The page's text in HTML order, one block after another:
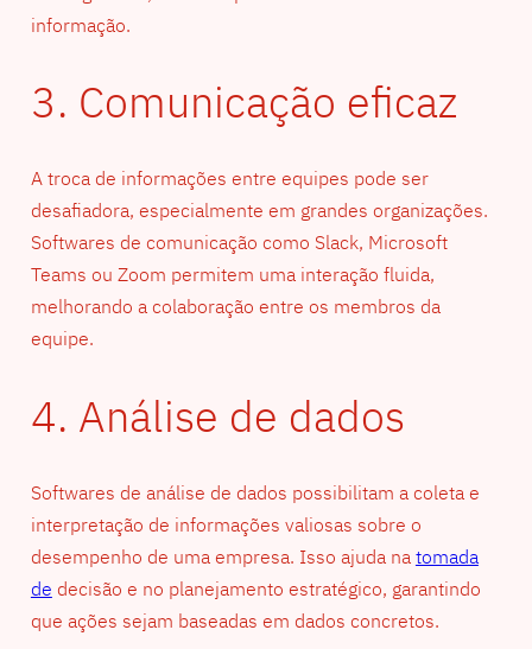
informação.
3. Comunicação eficaz
A troca de informações entre equipes pode ser
desafiadora, especialmente em grandes organizações.
Softwares de comunicação como Slack, Microsoft
Teams ou Zoom permitem uma interação fluida,
melhorando a colaboração entre os membros da
equipe.
4. Análise de dados
Softwares de análise de dados possibilitam a coleta e
interpretação de informações valiosas sobre o
desempenho de uma empresa. Isso ajuda na tomada
de decisão e no planejamento estratégico, garantindo
que ações sejam baseadas em dados concretos.